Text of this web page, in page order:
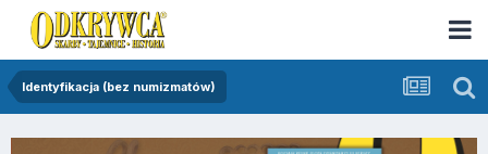
Identyfikacja (bez numizmatów)